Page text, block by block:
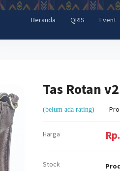
Beranda QRIS Event
Tas Rotan v2
(belum ada rating)
Harga
Stock